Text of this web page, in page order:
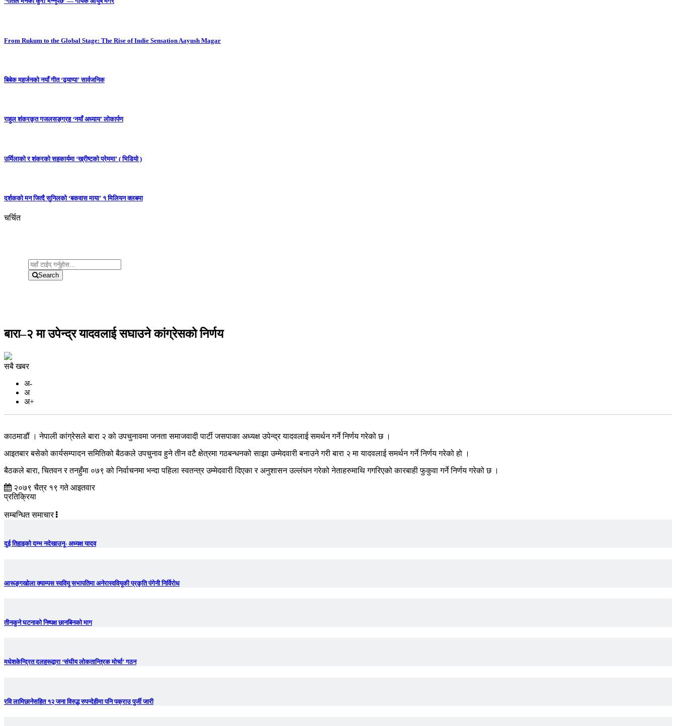
From Rukum to the Global Stage: The Rise of Indie Sensation Aayush Magar
बिबेक महर्जनको नयाँ गीत ‘ढ्याप्पा’ सार्वजनिक
राहुल शंकरकृत गजलसङ्ग्रह ‘नयाँ अध्याय’ लोकार्पण
उर्मिलाको र शंकरको सहकार्यमा ‘ख्रीष्टको प्रेममा’ ( भिडियो )
दर्शकको मन जित्दै सुनिलको ‘बकवास माया’ १ मिलियन क्लबमा
चर्चित
Search
बारा–२ मा उपेन्द्र यादवलाई सघाउने कांग्रेसको निर्णय
सबै खबर
अ-
अ
अ+
काठमाडौं । नेपाली कांग्रेसले बारा २ को उपचुनावमा जनता समाजवादी पार्टी जसपाका अध्यक्ष उपेन्द्र यादवलाई समर्थन गर्ने निर्णय गरेको छ ।
आइतबार बसेको कार्यसम्पादन समितिको बैठकले उपचुनाव हुने तीन वटै क्षेत्रमा गठबन्धनको साझा उम्मेदवारी बनाउने गरी बारा २ मा यादवलाई समर्थन गर्ने निर्णय गरेको हो ।
बैठकले बारा, चितवन र तनहुँमा ०७९ को निर्वाचनमा भन्दा पहिला स्वतन्त्र उम्मेदवारी दिएका र अनुशासन उल्लंघन गरेको नेताहरुमाथि गगरिएको कारबाही फुकुवा गर्ने निर्णय गरेको छ ।
२०७९ चैत्र १९ गते आइतवार
प्रतिक्रिया
सम्बन्धित समाचार
दुई तिहाइको दम्भ नदेखाउनू- अध्यक्ष यादव
आरूङ्गखोला क्याम्पस स्ववियु सभापतिमा अनेरास्ववियूकी प्रकृति पंगेनी निर्विरोध
तीनकुने घटनाकाे निष्पक्ष छानबिनकाे माग
मधेशकेन्द्रित दलहरूद्वारा ‘संघीय लोकतान्त्रिक मोर्चा’ गठन
रवि लामिछानेसहित १२ जना विरुद्ध रुपन्देहीमा पनि पक्राउ पुर्जी जारी